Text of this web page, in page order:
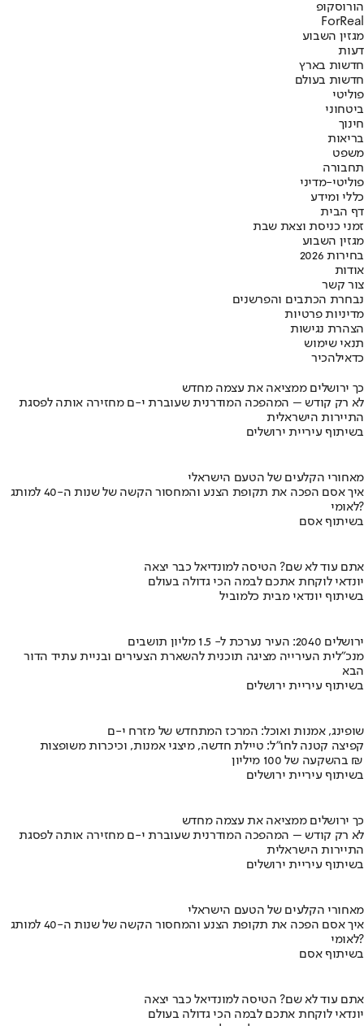
הורוסקופ
ForReal
מגזין השבוע
דעות
חדשות בארץ
חדשות בעולם
פוליטי
ביטחוני
חינוך
בריאות
משפט
תחבורה
פוליטי-מדיני
כללי ומידע
דף הבית
זמני כניסת וצאת שבת
מגזין השבוע
בחירות 2026
אודות
צור קשר
נבחרת הכתבים והפרשנים
מדיניות פרטיות
הצהרת נגישות
תנאי שימוש
כדאילהכיר
כך ירושלים ממציאה את עצמה מחדש
לא רק קודש – המהפכה המודרנית שעוברת י-ם מחזירה אותה לפסגת
התיירות הישראלית
בשיתוף עיריית ירושלים
מאחורי הקלעים של הטעם הישראלי
איך אסם הפכה את תקופת הצנע והמחסור הקשה של שנות ה-40 למותג
לאומי?
בשיתוף אסם
אתם עוד לא שם? הטיסה למונדיאל כבר יצאה
יונדאי לוקחת אתכם לבמה הכי גדולה בעולם
בשיתוף יונדאי מבית כלמוביל
ירושלים 2040: העיר נערכת ל- 1.5 מליון תושבים
מנכ"לית העירייה מציגה תוכנית להשארת הצעירים ובניית עתיד הדור
הבא
בשיתוף עיריית ירושלים
שופינג, אמנות ואוכל: המרכז המתחדש של מזרח י-ם
קפיצה קטנה לחו"ל: טיילת חדשה, מיצגי אמנות, וכיכרות משופצות
בהשקעה של 100 מיליון ₪
בשיתוף עיריית ירושלים
כך ירושלים ממציאה את עצמה מחדש
לא רק קודש – המהפכה המודרנית שעוברת י-ם מחזירה אותה לפסגת
התיירות הישראלית
בשיתוף עיריית ירושלים
מאחורי הקלעים של הטעם הישראלי
איך אסם הפכה את תקופת הצנע והמחסור הקשה של שנות ה-40 למותג
לאומי?
בשיתוף אסם
אתם עוד לא שם? הטיסה למונדיאל כבר יצאה
יונדאי לוקחת אתכם לבמה הכי גדולה בעולם